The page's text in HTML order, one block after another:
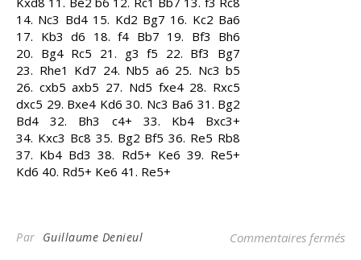
14. Nc3 Bd4 15. Kd2 Bg7 16. Kc2 Ba6
17. Kb3 d6 18. f4 Bb7 19. Bf3 Bh6
20. Bg4 Rc5 21. g3 f5 22. Bf3
Bg7
23. Rhe1 Kd7 24. Nb5 a6 25. Nc3 b5
26. cxb5 axb5 27. Nd5 fxe4 28. Rxc5
dxc5 29. Bxe4 Kd6 30. Nc3 Ba6 31. Bg2
Bd4
32. Bh3 c4+ 33. Kb4
Bxc3+
34. Kxc3 Bc8 35. Bg2 Bf5 36. Re5 Rb8
37. Kb4 Bd3 38. Rd5+ Ke6 39. Re5+
Kd6 40. Rd5+ Ke6 41. Re5+
Par Guillaume Denieul Commentaires fermés